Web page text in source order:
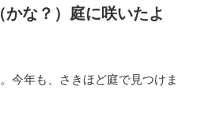
な？）庭に咲いたよ
今年も、さきほど庭で見つけま